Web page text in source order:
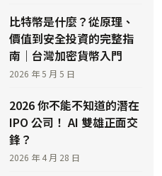
比特幣是什麼？從原理、
價值到安全投資的完整指
南｜台灣加密貨幣入門
2026 年 5 月 5 日
2026 你不能不知道的潛在
IPO 公司！ AI 雙雄正面交
鋒？
2026 年 4 月 28 日